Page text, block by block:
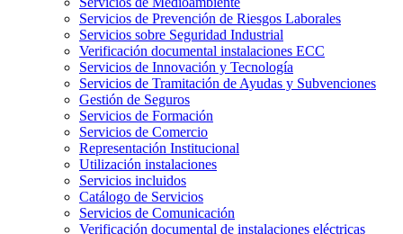
Servicios de Prevención de Riesgos Laborales
Servicios sobre Seguridad Industrial
Verificación documental instalaciones ECC
Servicios de Innovación y Tecnología
Servicios de Tramitación de Ayudas y Subvenciones
Gestión de Seguros
Servicios de Formación
Servicios de Comercio
Representación Institucional
Utilización instalaciones
Servicios incluidos
Catálogo de Servicios
Servicios de Comunicación
Verificación documental de instalaciones eléctricas